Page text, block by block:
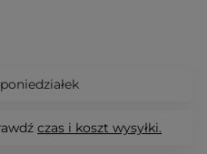
czas i koszt wysyłki.